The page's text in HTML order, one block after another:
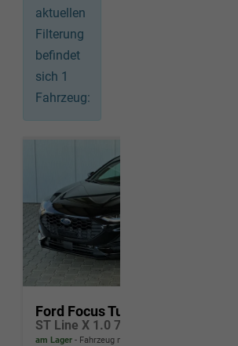
aktuellen
Filterung
befindet
sich 1
Fahrzeug:
Ford Focus Turnier
am Lager Fahrzeug mit Tageszulassung